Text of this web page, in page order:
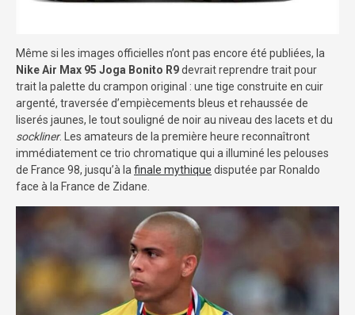
Même si les images officielles n’ont pas encore été publiées, la
Nike Air Max 95 Joga Bonito R9devrait reprendre trait pour
trait la palette du crampon original : une tige construite en cuir
argenté, traversée d’empiècements bleus et rehaussée de
liserés jaunes, le tout souligné de noir au niveau des lacets et du
sockliner. Les amateurs de la première heure reconnaîtront
immédiatement ce trio chromatique qui a illuminé les pelouses
de France 98, jusqu’à la finale mythique disputée par Ronaldo
face à la France de Zidane.